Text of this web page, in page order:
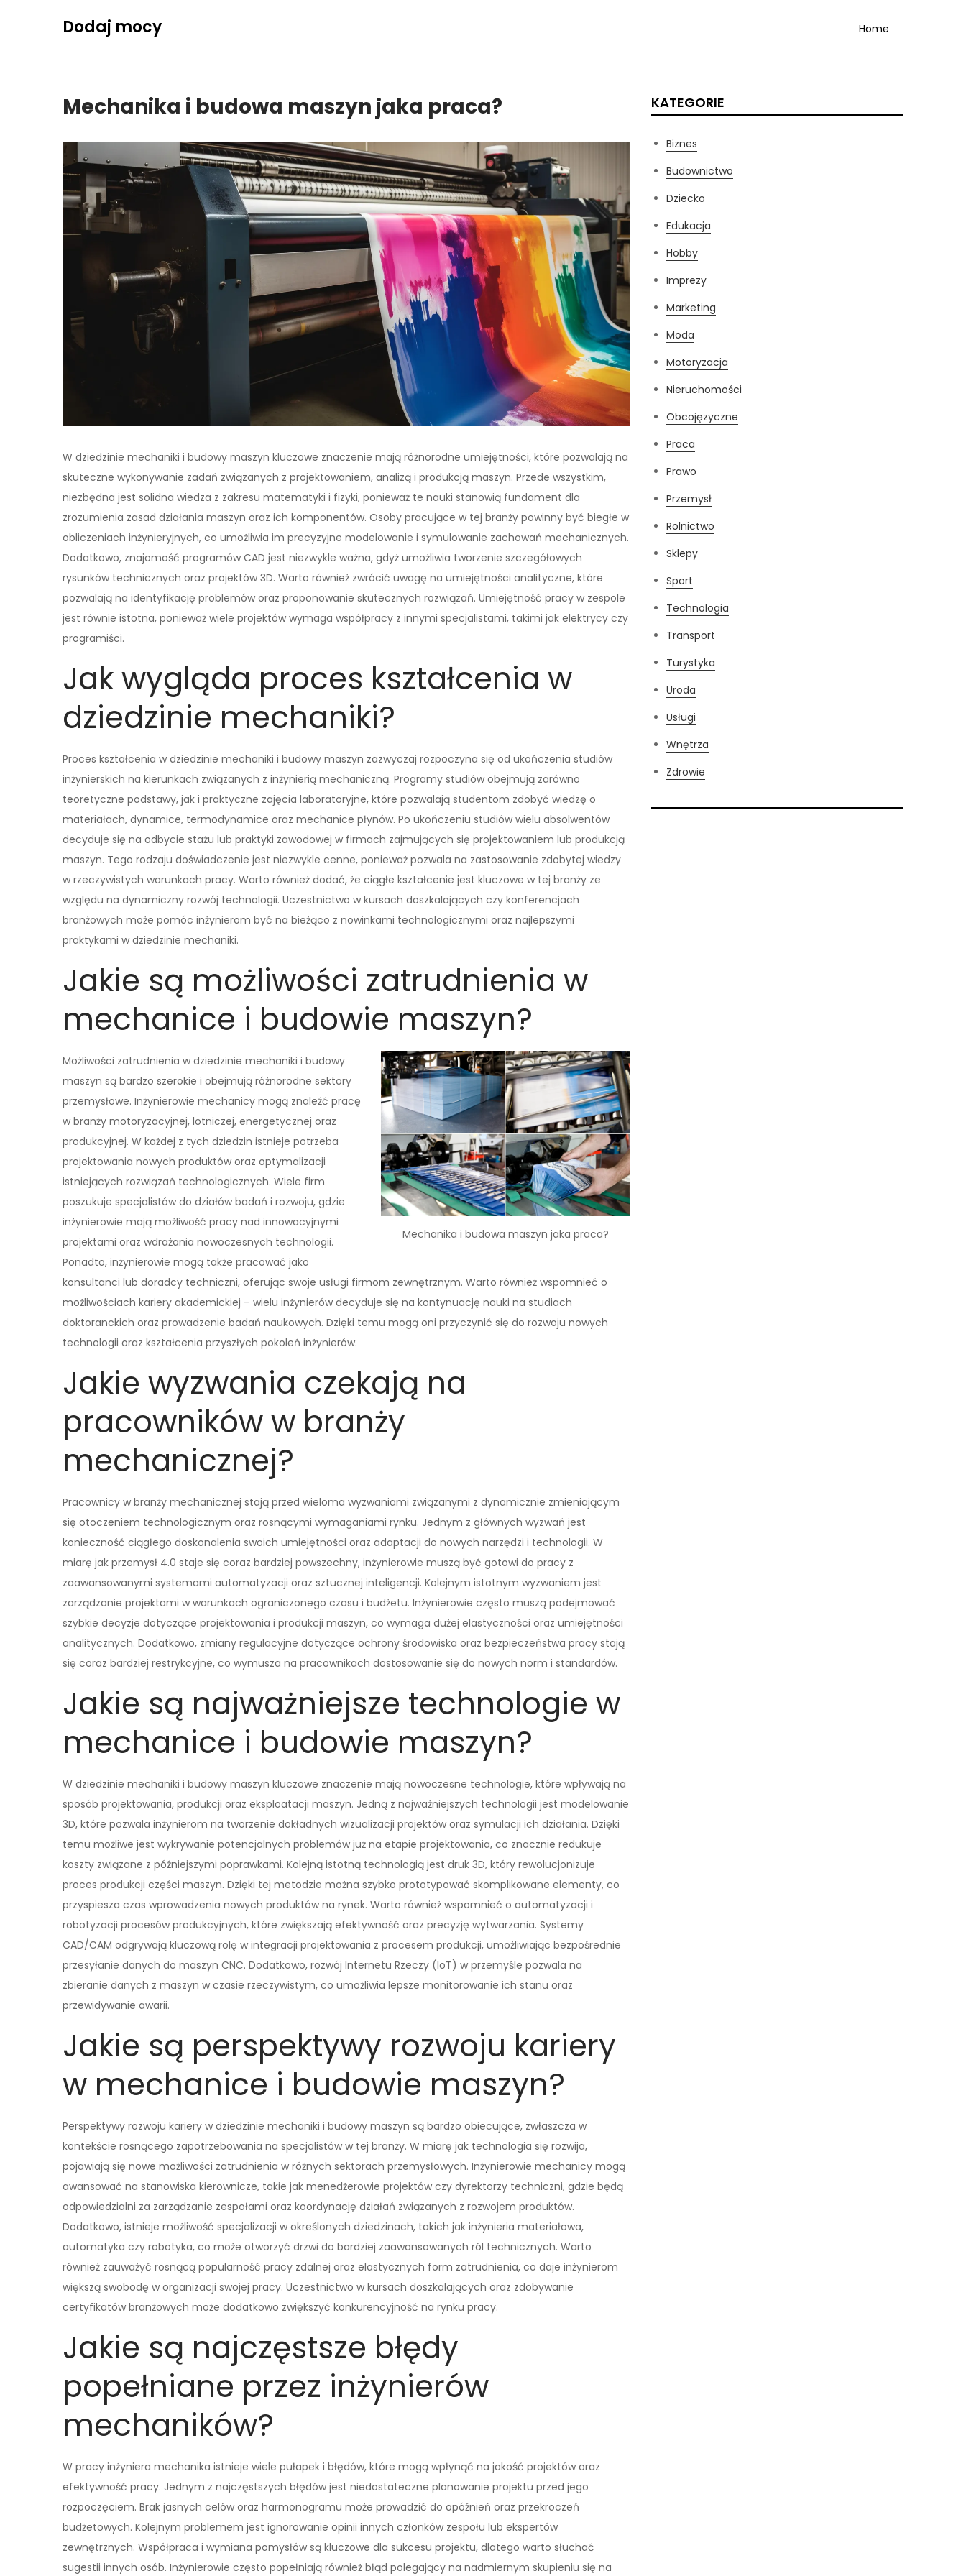
Dodaj mocy Home
Mechanika i budowa maszyn jaka praca?
W dziedzinie mechaniki i budowy maszyn kluczowe znaczenie mają różnorodne umiejętności, które pozwalają na
skuteczne wykonywanie zadań związanych z projektowaniem, analizą i produkcją maszyn. Przede wszystkim,
niezbędna jest solidna wiedza z zakresu matematyki i fizyki, ponieważ te nauki stanowią fundament dla
zrozumienia zasad działania maszyn oraz ich komponentów. Osoby pracujące w tej branży powinny być biegłe w
obliczeniach inżynieryjnych, co umożliwia im precyzyjne modelowanie i symulowanie zachowań mechanicznych.
Dodatkowo, znajomość programów CAD jest niezwykle ważna, gdyż umożliwia tworzenie szczegółowych
rysunków technicznych oraz projektów 3D. Warto również zwrócić uwagę na umiejętności analityczne, które
pozwalają na identyfikację problemów oraz proponowanie skutecznych rozwiązań. Umiejętność pracy w zespole
jest równie istotna, ponieważ wiele projektów wymaga współpracy z innymi specjalistami, takimi jak elektrycy czy
programiści.
Jak wygląda proces kształcenia w
dziedzinie mechaniki?
Proces kształcenia w dziedzinie mechaniki i budowy maszyn zazwyczaj rozpoczyna się od ukończenia studiów
inżynierskich na kierunkach związanych z inżynierią mechaniczną. Programy studiów obejmują zarówno
teoretyczne podstawy, jak i praktyczne zajęcia laboratoryjne, które pozwalają studentom zdobyć wiedzę o
materiałach, dynamice, termodynamice oraz mechanice płynów. Po ukończeniu studiów wielu absolwentów
decyduje się na odbycie stażu lub praktyki zawodowej w firmach zajmujących się projektowaniem lub produkcją
maszyn. Tego rodzaju doświadczenie jest niezwykle cenne, ponieważ pozwala na zastosowanie zdobytej wiedzy
w rzeczywistych warunkach pracy. Warto również dodać, że ciągłe kształcenie jest kluczowe w tej branży ze
względu na dynamiczny rozwój technologii. Uczestnictwo w kursach doszkalających czy konferencjach
branżowych może pomóc inżynierom być na bieżąco z nowinkami technologicznymi oraz najlepszymi
praktykami w dziedzinie mechaniki.
Jakie są możliwości zatrudnienia w
mechanice i budowie maszyn?
Mechanika i budowa maszyn jaka praca?
Możliwości zatrudnienia w dziedzinie mechaniki i budowy
maszyn są bardzo szerokie i obejmują różnorodne sektory
przemysłowe. Inżynierowie mechanicy mogą znaleźć pracę
w branży motoryzacyjnej, lotniczej, energetycznej oraz
produkcyjnej. W każdej z tych dziedzin istnieje potrzeba
projektowania nowych produktów oraz optymalizacji
istniejących rozwiązań technologicznych. Wiele firm
poszukuje specjalistów do działów badań i rozwoju, gdzie
inżynierowie mają możliwość pracy nad innowacyjnymi
projektami oraz wdrażania nowoczesnych technologii.
Ponadto, inżynierowie mogą także pracować jako
konsultanci lub doradcy techniczni, oferując swoje usługi firmom zewnętrznym. Warto również wspomnieć o
możliwościach kariery akademickiej – wielu inżynierów decyduje się na kontynuację nauki na studiach
doktoranckich oraz prowadzenie badań naukowych. Dzięki temu mogą oni przyczynić się do rozwoju nowych
technologii oraz kształcenia przyszłych pokoleń inżynierów.
Jakie wyzwania czekają na
pracowników w branży
mechanicznej?
Pracownicy w branży mechanicznej stają przed wieloma wyzwaniami związanymi z dynamicznie zmieniającym
się otoczeniem technologicznym oraz rosnącymi wymaganiami rynku. Jednym z głównych wyzwań jest
konieczność ciągłego doskonalenia swoich umiejętności oraz adaptacji do nowych narzędzi i technologii. W
miarę jak przemysł 4.0 staje się coraz bardziej powszechny, inżynierowie muszą być gotowi do pracy z
zaawansowanymi systemami automatyzacji oraz sztucznej inteligencji. Kolejnym istotnym wyzwaniem jest
zarządzanie projektami w warunkach ograniczonego czasu i budżetu. Inżynierowie często muszą podejmować
szybkie decyzje dotyczące projektowania i produkcji maszyn, co wymaga dużej elastyczności oraz umiejętności
analitycznych. Dodatkowo, zmiany regulacyjne dotyczące ochrony środowiska oraz bezpieczeństwa pracy stają
się coraz bardziej restrykcyjne, co wymusza na pracownikach dostosowanie się do nowych norm i standardów.
Jakie są najważniejsze technologie w
mechanice i budowie maszyn?
W dziedzinie mechaniki i budowy maszyn kluczowe znaczenie mają nowoczesne technologie, które wpływają na
sposób projektowania, produkcji oraz eksploatacji maszyn. Jedną z najważniejszych technologii jest modelowanie
3D, które pozwala inżynierom na tworzenie dokładnych wizualizacji projektów oraz symulacji ich działania. Dzięki
temu możliwe jest wykrywanie potencjalnych problemów już na etapie projektowania, co znacznie redukuje
koszty związane z późniejszymi poprawkami. Kolejną istotną technologią jest druk 3D, który rewolucjonizuje
proces produkcji części maszyn. Dzięki tej metodzie można szybko prototypować skomplikowane elementy, co
przyspiesza czas wprowadzenia nowych produktów na rynek. Warto również wspomnieć o automatyzacji i
robotyzacji procesów produkcyjnych, które zwiększają efektywność oraz precyzję wytwarzania. Systemy
CAD/CAM odgrywają kluczową rolę w integracji projektowania z procesem produkcji, umożliwiając bezpośrednie
przesyłanie danych do maszyn CNC. Dodatkowo, rozwój Internetu Rzeczy (IoT) w przemyśle pozwala na
zbieranie danych z maszyn w czasie rzeczywistym, co umożliwia lepsze monitorowanie ich stanu oraz
przewidywanie awarii.
Jakie są perspektywy rozwoju kariery
w mechanice i budowie maszyn?
Perspektywy rozwoju kariery w dziedzinie mechaniki i budowy maszyn są bardzo obiecujące, zwłaszcza w
kontekście rosnącego zapotrzebowania na specjalistów w tej branży. W miarę jak technologia się rozwija,
pojawiają się nowe możliwości zatrudnienia w różnych sektorach przemysłowych. Inżynierowie mechanicy mogą
awansować na stanowiska kierownicze, takie jak menedżerowie projektów czy dyrektorzy techniczni, gdzie będą
odpowiedzialni za zarządzanie zespołami oraz koordynację działań związanych z rozwojem produktów.
Dodatkowo, istnieje możliwość specjalizacji w określonych dziedzinach, takich jak inżynieria materiałowa,
automatyka czy robotyka, co może otworzyć drzwi do bardziej zaawansowanych ról technicznych. Warto
również zauważyć rosnącą popularność pracy zdalnej oraz elastycznych form zatrudnienia, co daje inżynierom
większą swobodę w organizacji swojej pracy. Uczestnictwo w kursach doszkalających oraz zdobywanie
certyfikatów branżowych może dodatkowo zwiększyć konkurencyjność na rynku pracy.
Jakie są najczęstsze błędy
popełniane przez inżynierów
mechaników?
W pracy inżyniera mechanika istnieje wiele pułapek i błędów, które mogą wpłynąć na jakość projektów oraz
efektywność pracy. Jednym z najczęstszych błędów jest niedostateczne planowanie projektu przed jego
rozpoczęciem. Brak jasnych celów oraz harmonogramu może prowadzić do opóźnień oraz przekroczeń
budżetowych. Kolejnym problemem jest ignorowanie opinii innych członków zespołu lub ekspertów
zewnętrznych. Współpraca i wymiana pomysłów są kluczowe dla sukcesu projektu, dlatego warto słuchać
sugestii innych osób. Inżynierowie często popełniają również błąd polegający na nadmiernym skupieniu się na
KATEGORIE
Biznes
Budownictwo
Dziecko
Edukacja
Hobby
Imprezy
Marketing
Moda
Motoryzacja
Nieruchomości
Obcojęzyczne
Praca
Prawo
Przemysł
Rolnictwo
Sklepy
Sport
Technologia
Transport
Turystyka
Uroda
Usługi
Wnętrza
Zdrowie